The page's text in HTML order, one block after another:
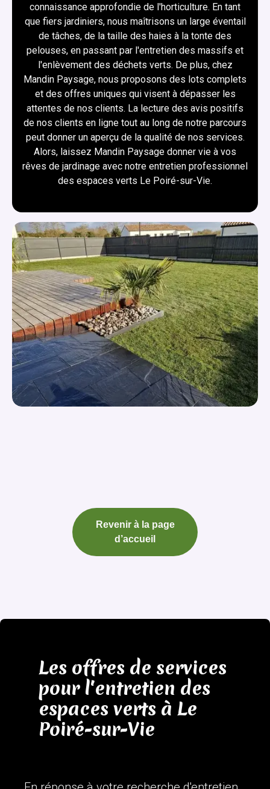
connaissance approfondie de l'horticulture. En tant
que fiers jardiniers, nous maîtrisons un large éventail
de tâches, de la taille des haies à la tonte des
pelouses, en passant par l'entretien des massifs et
l'enlèvement des déchets verts. De plus, chez
Mandin Paysage, nous proposons des lots complets
et des offres uniques qui visent à dépasser les
attentes de nos clients. La lecture des avis positifs
de nos clients en ligne tout au long de notre parcours
peut donner un aperçu de la qualité de nos services.
Alors, laissez Mandin Paysage donner vie à vos
rêves de jardinage avec notre entretien professionnel
des espaces verts Le Poiré-sur-Vie.
Revenir à la page
d’accueil
Les offres de services
pour l'entretien des
espaces verts à Le
Poiré-sur-Vie